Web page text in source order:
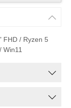
FHD / Ryzen 5